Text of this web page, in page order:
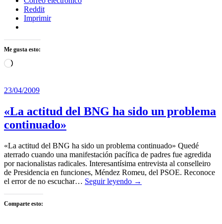
Reddit
Imprimir
Me gusta esto:
Cargando...
23/04/2009
«La actitud del BNG ha sido un problema
continuado»
«La actitud del BNG ha sido un problema continuado» Quedé
aterrado cuando una manifestación pacífica de padres fue agredida
por nacionalistas radicales. Interesantísima entrevista al conselleiro
de Presidencia en funciones, Méndez Romeu, del PSOE. Reconoce
el error de no escuchar… Seguir leyendo →
Comparte esto: